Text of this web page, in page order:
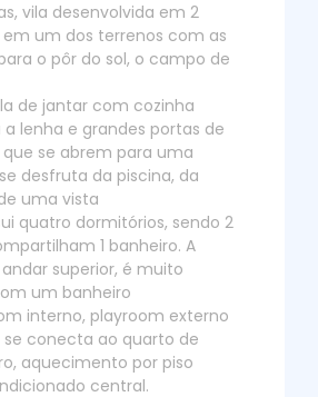
vila desenvolvida em 2
um dos terrenos com as
o pôr do sol, o campo de
de jantar com cozinha
lenha e grandes portas de
se abrem para uma
desfruta da piscina, da
uma vista
quatro dormitórios, sendo 2
1 banheiro. A
superior, é muito
um banheiro
interno, playroom externo
conecta ao quarto de
aquecimento por piso
central.